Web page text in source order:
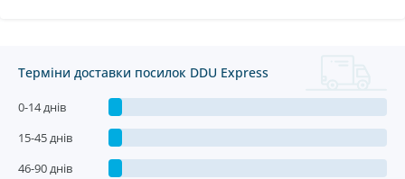
Терміни доставки посилок DDU Express
0-14 днів
15-45 днів
46-90 днів